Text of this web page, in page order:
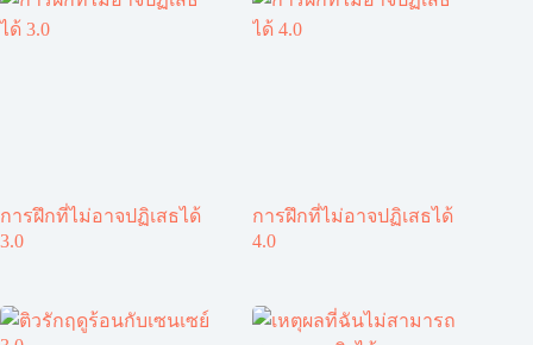
การฝึกที่ไม่อาจปฏิเสธได้
3.0
การฝึกที่ไม่อาจปฏิเสธได้
4.0